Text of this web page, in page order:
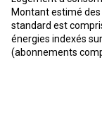
résidence-services
chambrex, d'une
bien un
de la jouissance
gestion simplifiée
avantageuse grâce
Montant estimé
standard est
énergies indexés
(abonnements